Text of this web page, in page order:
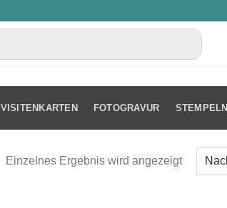
VISITENKARTEN FOTOGRAVUR STEMPELN
Einzelnes Ergebnis wird angezeigt